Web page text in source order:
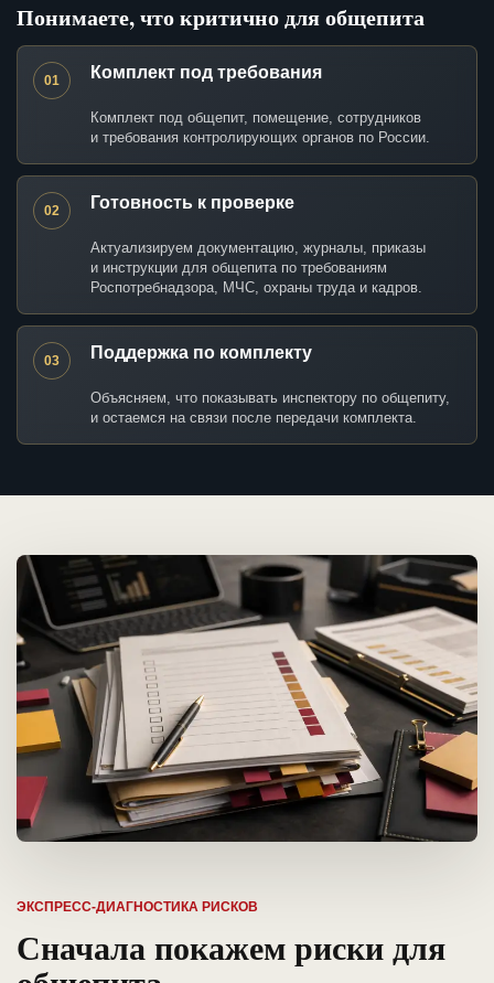
Понимаете, что критично для общепита
01 Комплект под требования
Комплект под общепит, помещение, сотрудников
и требования контролирующих органов по России.
02 Готовность к проверке
Актуализируем документацию, журналы, приказы
и инструкции для общепита по требованиям
Роспотребнадзора, МЧС, охраны труда и кадров.
03 Поддержка по комплекту
Объясняем, что показывать инспектору по общепиту,
и остаемся на связи после передачи комплекта.
ЭКСПРЕСС-ДИАГНОСТИКА РИСКОВ
Сначала покажем риски для